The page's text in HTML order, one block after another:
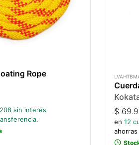
Rope
208 sin interés
$
en 12
ahorras